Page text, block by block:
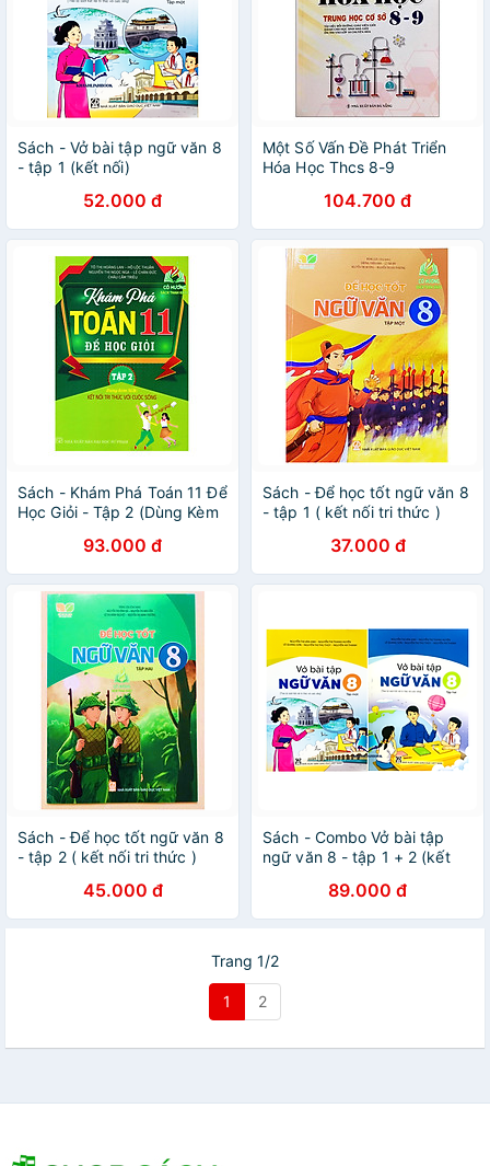
Sách - Vở bài tập ngữ văn 8
- tập 1 (kết nối)
52.000 đ
Một Số Vấn Đề Phát Triển
Hóa Học Thcs 8-9
104.700 đ
Sách - Khám Phá Toán 11 Để
Học Giỏi - Tập 2 (Dùng Kèm
Cuộc Sống) (HA)
93.000 đ
Sách - Để học tốt ngữ văn 8
- tập 1 ( kết nối tri thức )
37.000 đ
Sách - Để học tốt ngữ văn 8
- tập 2 ( kết nối tri thức )
45.000 đ
Sách - Combo Vở bài tập
ngữ văn 8 - tập 1 + 2 (kết
89.000 đ
Trang 1/2
1 2